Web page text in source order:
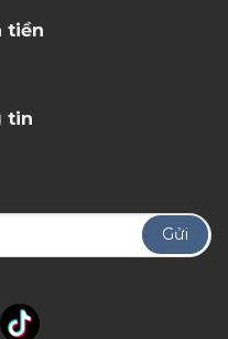
tiền
tin